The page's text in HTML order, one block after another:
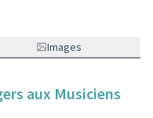
Images
aux Musiciens